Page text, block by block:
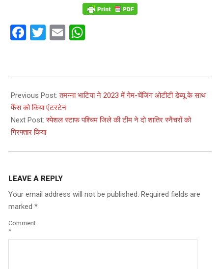
Facebook
Twitter
Email
12-
30
Previous Post:तमन्ना भाटिया ने 2023 में गेम-चेंजिंग ओटीटी डेब्यू के साथ
फैंस को किया एंटरटेन
Next Post:स्पेशल स्टाफ पश्चिम जिले की टीम ने दो शातिर स्नैचरों को
गिरफ्तार किया
LEAVE A REPLY
Your email address will not be published. Required fields are
marked *
Comment
*